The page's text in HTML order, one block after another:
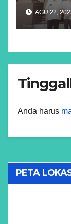
AGU 22,
Anda harus
PETA